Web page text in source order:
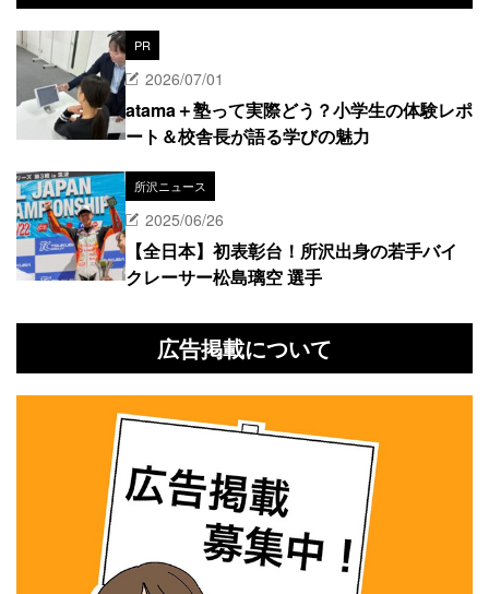
PR
2026/07/01
atama＋塾って実際どう？小学生の体験レポ
ート＆校舎長が語る学びの魅力
所沢ニュース
2025/06/26
【全日本】初表彰台！所沢出身の若手バイ
クレーサー松島璃空 選手
広告掲載について